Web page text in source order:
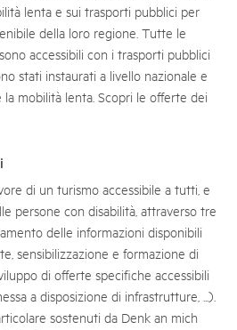
lenta e sui trasporti pubblici per
della loro regione. Tutte le
accessibili con i trasporti pubblici
stati instaurati a livello nazionale e
mobilità lenta. Scopri le offerte dei
di un turismo accessibile a tutti, e
persone con disabilità, attraverso tre
delle informazioni disponibili
sensibilizzazione e formazione di
di offerte specifiche accessibili
a disposizione di infrastrutture, ...).
sostenuti da Denk an mich